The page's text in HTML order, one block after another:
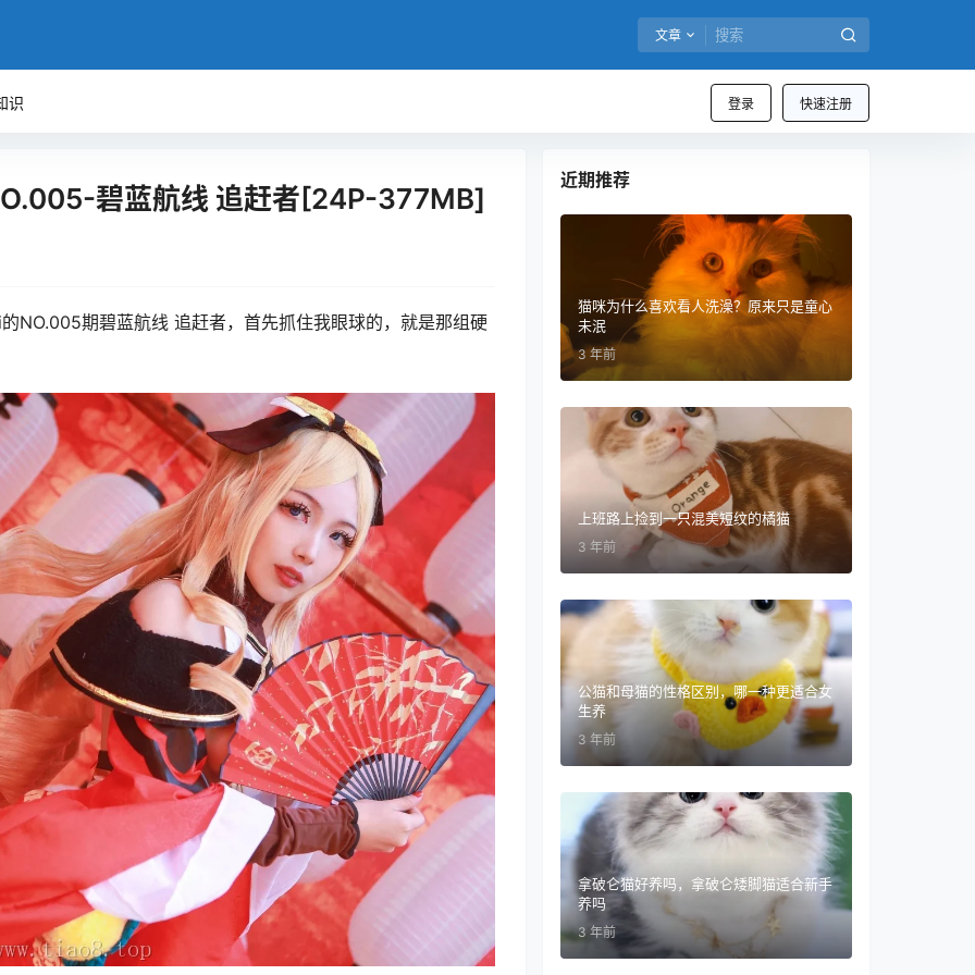
文章
登录 快速注册
识
碧蓝航线 追赶者[24P-377MB]
NO.005期碧蓝航线 追赶者，首先抓住我眼球的，就是那组硬
近期推荐
猫咪为什么喜欢看人洗澡？原来只是童心
未泯
3 年前
上班路上捡到一只混美短纹的橘猫
3 年前
公猫和母猫的性格区别，哪一种更适合女
生养
3 年前
拿破仑猫好养吗，拿破仑矮脚猫适合新手
养吗
3 年前